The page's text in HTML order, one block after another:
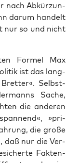
nach Abkür­zun­
dar­um han­delt
nur so und nicht
For­mel Max
ist das lang­
Bret­ter«. Selbst­
Sache,
die ande­ren
»pri­
die gro­ße
daß nur die Ver­
Fak­ten­